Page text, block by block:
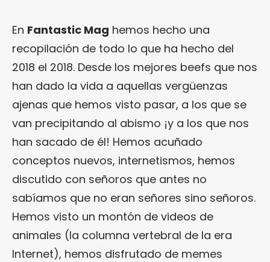
En Fantastic Mag hemos hecho una
recopilación de todo lo que ha hecho del
2018 el 2018. Desde los mejores beefs que nos
han dado la vida a aquellas vergüenzas
ajenas que hemos visto pasar, a los que se
van precipitando al abismo ¡y a los que nos
han sacado de él! Hemos acuñado
conceptos nuevos, internetismos, hemos
discutido con señoros que antes no
sabíamos que no eran señores sino señoros.
Hemos visto un montón de videos de
animales (la columna vertebral de la era
Internet), hemos disfrutado de memes